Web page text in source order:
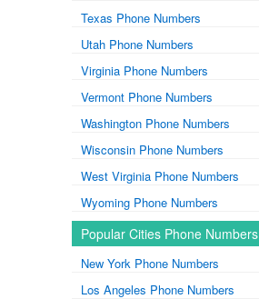
Texas Phone Numbers
Utah Phone Numbers
Virginia Phone Numbers
Vermont Phone Numbers
Washington Phone Numbers
Wisconsin Phone Numbers
West Virginia Phone Numbers
Wyoming Phone Numbers
Popular Cities Phone Numbers
New York Phone Numbers
Los Angeles Phone Numbers